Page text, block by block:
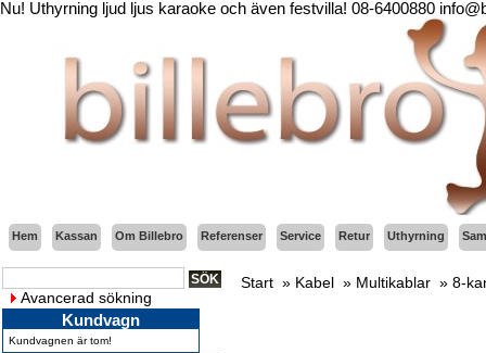
Nu! Uthyrning ljud ljus karaoke och även festvilla! 08-6400880
Hem Kassan Om Billebro Referenser Service Retur Uthyrning
Avancerad sökning
Kundvagn
Kundvagnen är tom!
Start » Kabel » Multikablar » 8-